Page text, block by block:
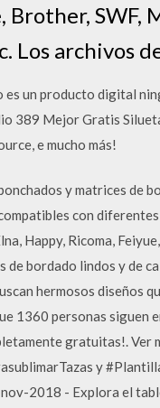
SWF,
Los archivos
un producto digital
389 Mejor Gratis
e mucho más!
y matrices de
con
Happy, Ricoma,
bordado lindos y de
hermosos diseños
1360 personas siguen
gratuitas!. Ver
y
2018 - Explora el